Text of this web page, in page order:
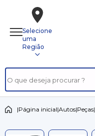
Selecione
uma
Região
|Página inicial|Autos|Peças|